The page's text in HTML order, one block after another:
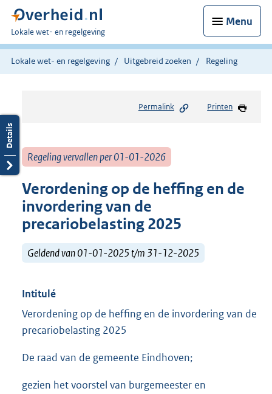
Menu
U
bent
hier:
Lokale wet- en regelgeving
Lokale wet- en regelgeving Uitgebreid zoeken Regeling
Permalink Printen
Regeling vervallen per 01-01-2026
Verordening op de heffing en de
invordering van de
precariobelasting 2025
Geldend van 01-01-2025 t/m 31-12-2025
Intitulé
Verordening op de heffing en de invordering van de
precariobelasting 2025
De raad van de gemeente Eindhoven;
gezien het voorstel van burgemeester en